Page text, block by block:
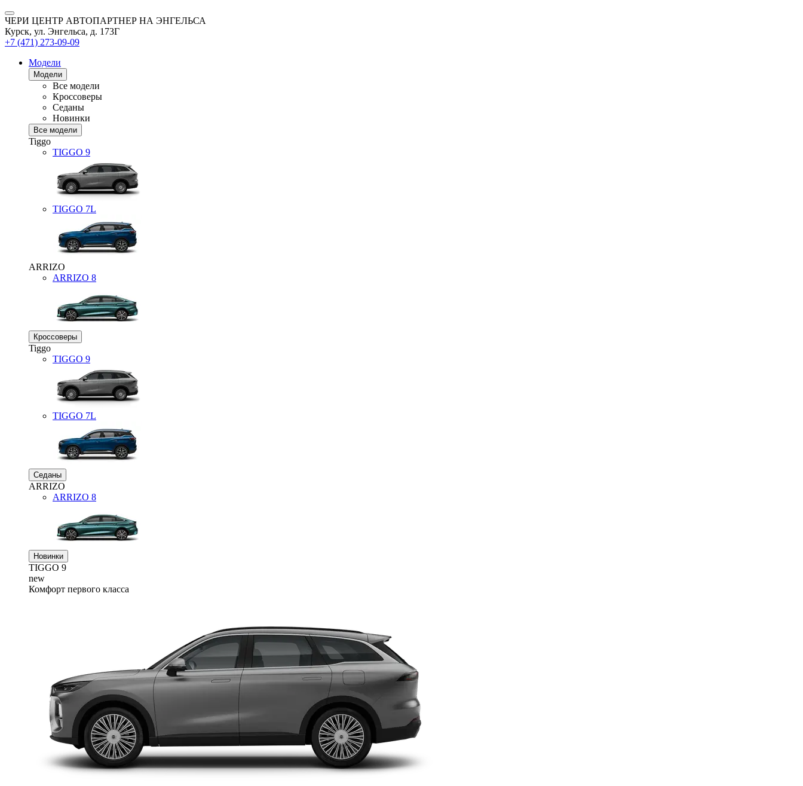
ЧЕРИ ЦЕНТР АВТОПАРТНЕР НА ЭНГЕЛЬСА
Курск, ул. Энгельса, д. 173Г
+7 (471) 273-09-09
Модели
Модели
Все модели
Кроссоверы
Седаны
Новинки
Все модели
Tiggo
TIGGO 9
TIGGO 7L
ARRIZO
ARRIZO 8
Кроссоверы
Tiggo
TIGGO 9
TIGGO 7L
Седаны
ARRIZO
ARRIZO 8
Новинки
TIGGO 9
new
Комфорт первого класса